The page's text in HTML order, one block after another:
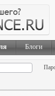
Блоги